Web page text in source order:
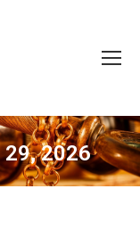
29, 2026
ici :